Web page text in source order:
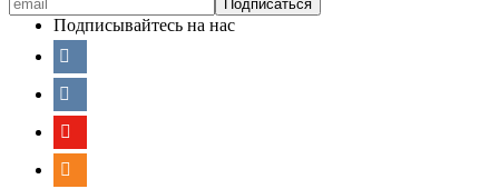
Подписывайтесь на нас